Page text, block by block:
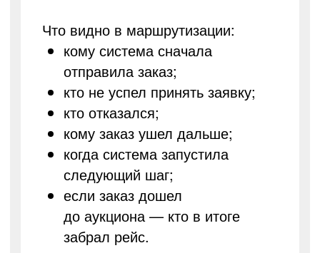
Что видно в маршрутизации:
кому система сначала
отправила заказ;
кто не успел принять заявку;
кто отказался;
кому заказ ушел дальше;
когда система запустила
следующий шаг;
если заказ дошел
до аукциона — кто в итоге
забрал рейс.